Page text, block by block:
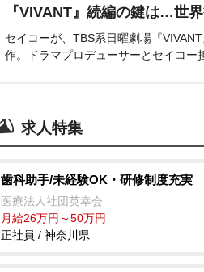
『VIVANT』続編の鍵は…世
セイコーが、TBS系日曜劇場『
作。ドラマプロデューサーとセイコー
求人特集
歯科助手/未経験OK・研修制度充実
医療法人社団英幸会
月給26万円～50万円
正社員 / 神奈川県